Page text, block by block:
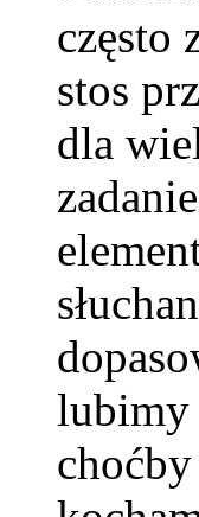
często
stos
dla
lubimy